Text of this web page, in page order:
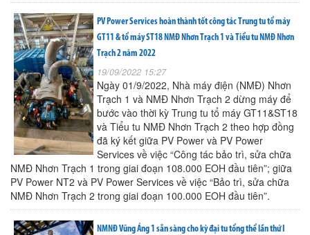
PV Power Services hoàn thành tốt công tác Trung tu tổ máy
GT11 & tổ máy ST18 NMĐ Nhơn Trạch 1 và Tiểu tu NMĐ Nhơn
Trạch 2 năm 2022
19/09/2022 15:27
Ngày 01/9/2022, Nhà máy điện (NMĐ) Nhơn
Trạch 1 và NMĐ Nhơn Trạch 2 dừng máy để
bước vào thời kỳ Trung tu tổ máy GT11&ST18
và Tiểu tu NMĐ Nhơn Trạch 2 theo hợp đồng
đã ký kết giữa PV Power và PV Power
Services về việc “Công tác bảo trì, sửa chữa
NMĐ Nhơn Trạch 1 trong giai đoạn 108.000 EOH đầu tiên”; giữa
PV Power NT2 và PV Power Services về việc “Bảo trì, sửa chữa
NMĐ Nhơn Trạch 2 trong giai đoạn 100.000 EOH đầu tiên”.
NMNĐ Vũng Áng 1 sẵn sàng cho kỳ đại tu tổng thể lần thứ I